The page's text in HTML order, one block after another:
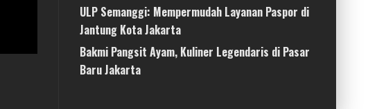
ULP Semanggi: Mempermudah Layanan Paspor di
Jantung Kota Jakarta
Bakmi Pangsit Ayam, Kuliner Legendaris di Pasar
Baru Jakarta